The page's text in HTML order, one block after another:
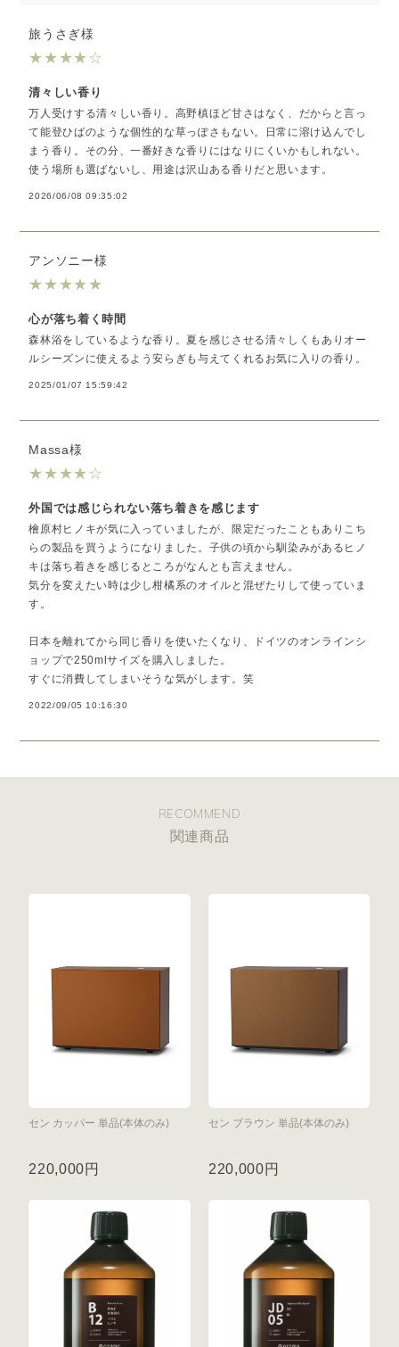
旅うさぎ様
★★★★☆
清々しい香り
万人受けする清々しい香り。高野槙ほど甘さはなく、だからと言っ
て能登ひばのような個性的な草っぽさもない。日常に溶け込んでし
まう香り。その分、一番好きな香りにはなりにくいかもしれない。
使う場所も選ばないし、用途は沢山ある香りだと思います。
2026/06/08 09:35:02
アンソニー様
★★★★★
心が落ち着く時間
森林浴をしているような香り。夏を感じさせる清々しくもありオー
ルシーズンに使えるよう安らぎも与えてくれるお気に入りの香り。
2025/01/07 15:59:42
Massa様
★★★★☆
外国では感じられない落ち着きを感じます
檜原村ヒノキが気に入っていましたが、限定だったこともありこち
らの製品を買うようになりました。子供の頃から馴染みがあるヒノ
キは落ち着きを感じるところがなんとも言えません。
気分を変えたい時は少し柑橘系のオイルと混ぜたりして使っていま
す。
日本を離れてから同じ香りを使いたくなり、ドイツのオンラインシ
ョップで250mlサイズを購入しました。
すぐに消費してしまいそうな気がします。笑
2022/09/05 10:16:30
RECOMMEND
関連商品
セン カッパー 単品(本体のみ)
220,000円
セン ブラウン 単品(本体のみ)
220,000円